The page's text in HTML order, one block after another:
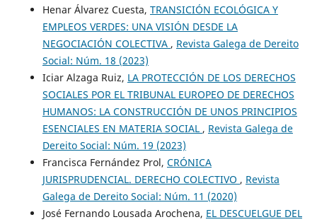
Henar Álvarez Cuesta, TRANSICIÓN ECOLÓGICA Y
EMPLEOS VERDES: UNA VISIÓN DESDE LA
NEGOCIACIÓN COLECTIVA , Revista Galega de Dereito
Social: Núm. 18 (2023)
Iciar Alzaga Ruiz, LA PROTECCIÓN DE LOS DERECHOS
SOCIALES POR EL TRIBUNAL EUROPEO DE DERECHOS
HUMANOS: LA CONSTRUCCIÓN DE UNOS PRINCIPIOS
ESENCIALES EN MATERIA SOCIAL , Revista Galega de
Dereito Social: Núm. 19 (2023)
Francisca Fernández Prol, CRÓNICA
JURISPRUDENCIAL. DERECHO COLECTIVO , Revista
Galega de Dereito Social: Núm. 11 (2020)
José Fernando Lousada Arochena, EL DESCUELGUE DEL